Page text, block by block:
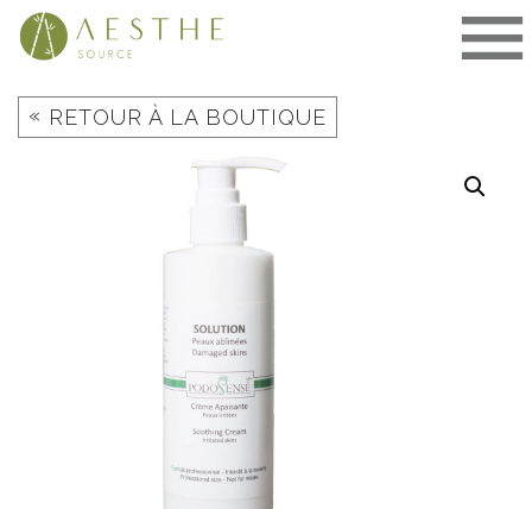
Aller
« RETOUR À LA BOUTIQUE